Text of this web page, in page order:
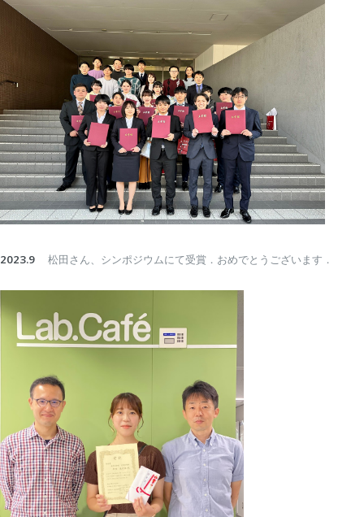
2023.9 松田さん、シンポジウムにて受賞．おめでとうございます．